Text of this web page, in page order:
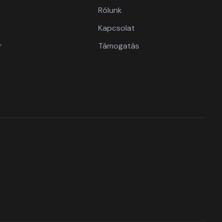
Rólunk
Kapcsolat
Támogatás